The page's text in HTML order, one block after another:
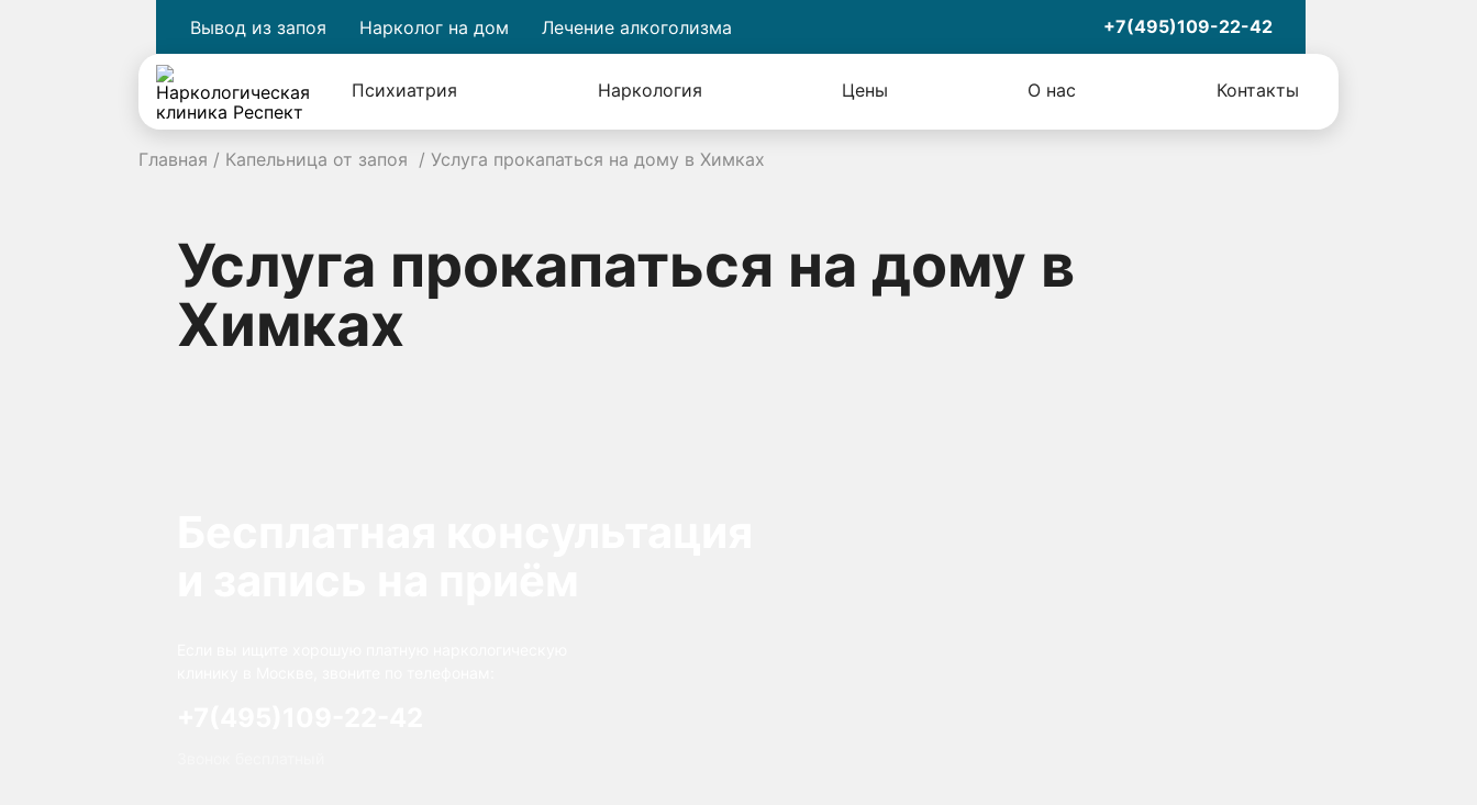
Вывод из запоя Нарколог на дом Лечение алкоголизма +7(495)109-22-42
Психиатрия Наркология Цены О нас Контакты
Главная / Капельница от запоя / Услуга прокапаться на дому в Химках
Услуга прокапаться на дому в
Химках